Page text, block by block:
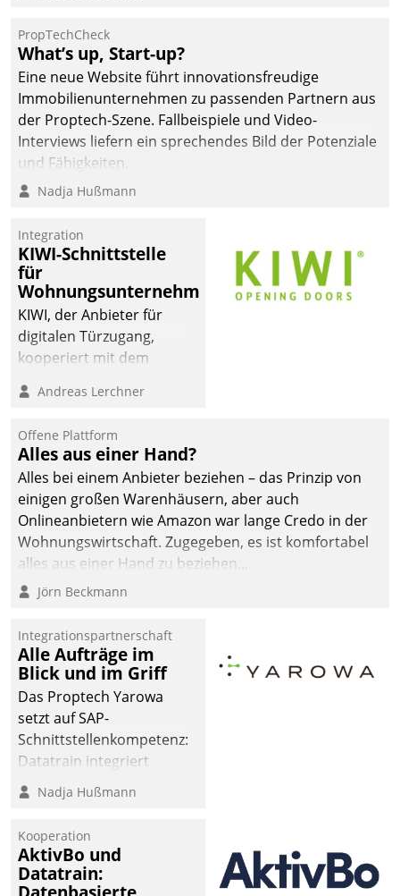
PropTechCheck
What’s up, Start-up?
Eine neue Website führt innovationsfreudige
Immobilienunternehmen zu passenden Partnern aus
der Proptech-Szene. Fallbeispiele und Video-
Interviews liefern ein sprechendes Bild der Potenziale
und Fähigkeiten.
Nadja Hußmann
Integration
KIWI-Schnittstelle
für
Wohnungsunternehmen
KIWI, der Anbieter für
digitalen Türzugang,
kooperiert mit dem
Softwareentwicklungshaus
Andreas Lerchner
Offene Plattform
Alles aus einer Hand?
Alles bei einem Anbieter beziehen – das Prinzip von
einigen großen Warenhäusern, aber auch
Onlineanbietern wie Amazon war lange Credo in der
Wohnungswirtschaft. Zugegeben, es ist komfortabel
alles aus einer Hand zu beziehen...
Jörn Beckmann
Integrationspartnerschaft
Alle Aufträge im
Blick und im Griff
Das Proptech Yarowa
setzt auf SAP-
Schnittstellenkompetenz:
Datatrain integriert
Yarowas Portal zur
Vergabe und Verwaltung
operativen
Instandhaltung in die
SAP-Systemlandschaft
Nadja Hußmann
Kooperation
AktivBo und
Datatrain: